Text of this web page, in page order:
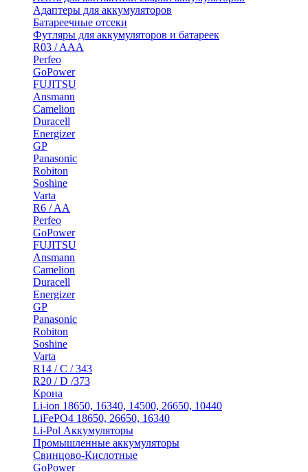
Адаптеры для аккумуляторов
Батареечные отсеки
Футляры для аккумуляторов и батареек
R03 / AAA
Perfeo
GoPower
FUJITSU
Ansmann
Camelion
Duracell
Energizer
GP
Panasonic
Robiton
Soshine
Varta
R6 / AA
Perfeo
GoPower
FUJITSU
Ansmann
Camelion
Duracell
Energizer
GP
Panasonic
Robiton
Soshine
Varta
R14 / C / 343
R20 / D /373
Крона
Li-ion 18650, 16340, 14500, 26650, 10440
LiFePO4 18650, 26650, 16340
Li-Pol Аккумуляторы
Промышленные аккумуляторы
Свинцово-Кислотные
GoPower